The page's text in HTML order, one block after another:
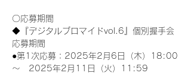
〇応募期間
◆『デジタルブロマイドvol.6』個別握手会
応募期間
●第1次応募：2025年2月6日（木）18:00
～　2025年2月11日（火）11:59